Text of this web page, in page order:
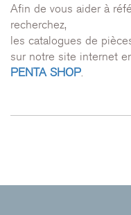
Afin de vous aider à
recherchez,
les catalogues de
sur notre site internet
PENTA SHOP.